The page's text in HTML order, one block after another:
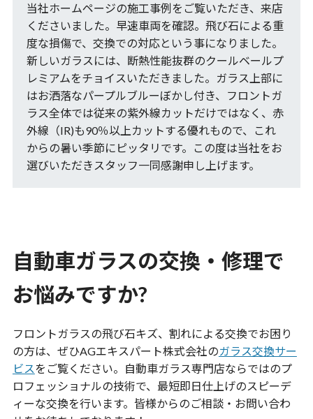
当社ホームページの施工事例をご覧いただき、来店
くださいました。早速車両を確認。飛び石による重
度な損傷で、交換での対応という事になりました。
新しいガラスには、断熱性能抜群のクールベールプ
レミアムをチョイスいただきました。ガラス上部に
はお洒落なパープルブルーぼかし付き、フロントガ
ラス全体では従来の紫外線カットだけではなく、赤
外線（IR)も90％以上カットする優れもので、これ
からの暑い季節にピッタリです。この度は当社をお
選びいただきスタッフ一同感謝申し上げます。
自動車ガラスの交換・修理で
お悩みですか?
フロントガラスの飛び石キズ、割れによる交換でお困り
の方は、ぜひAGエキスパート株式会社のガラス交換サー
ビス をご覧ください。自動車ガラス専門店ならではのプ
ロフェッショナルの技術で、最短即日仕上げのスピーデ
ィーな交換を行います。皆様からのご相談・お問い合わ